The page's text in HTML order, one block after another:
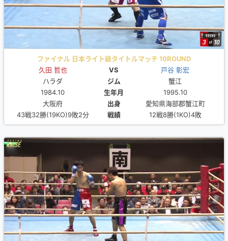
ファイナル 日本ライト級タイトルマッチ 10ROUND
久田 哲也
VS
戸谷 彰宏
ハラダ
ジム
蟹江
1984.10
生年月
1995.10
大阪府
出身
愛知県海部郡蟹江町
43戦32勝(19KO)9敗2分
戦績 12戦8勝(1KO)4敗